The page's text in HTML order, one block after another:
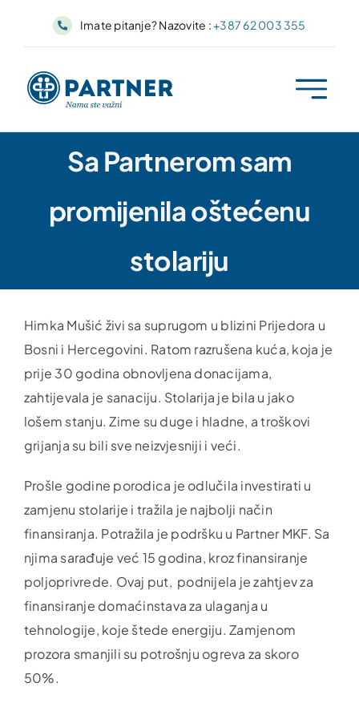
Imate pitanje? Nazovite :+387 62 003 355
Sa Partnerom sam
promijenila oštećenu
stolariju
Himka Mušić živi sa suprugom u blizini Prijedora u
Bosni i Hercegovini. Ratom razrušena kuća, koja je
prije 30 godina obnovljena donacijama,
zahtijevala je sanaciju. Stolarija je bila u jako
lošem stanju. Zime su duge i hladne, a troškovi
grijanja su bili sve neizvjesniji i veći.
Prošle godine porodica je odlučila investirati u
zamjenu stolarije i tražila je najbolji način
finansiranja. Potražila je podršku u Partner MKF. Sa
njima sarađuje već 15 godina, kroz finansiranje
poljoprivrede. Ovaj put, podnijela je zahtjev za
finansiranje domaćinstava za ulaganja u
tehnologije, koje štede energiju. Zamjenom
prozora smanjili su potrošnju ogreva za skoro
50%.